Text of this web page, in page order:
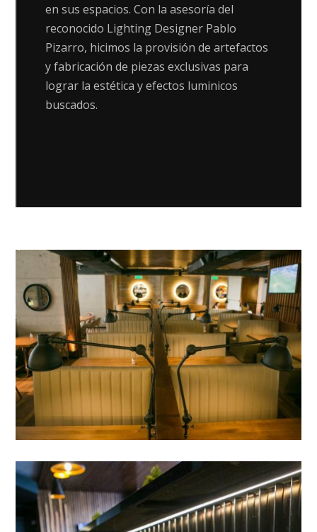
en sus espacios. Con la asesoría del
reconocido Lighting Designer Pablo
Pizarro, hicimos la provisión de artefactos
y fabricación de piezas exclusivas para
lograr la estética y efectos luminicos
buscados.